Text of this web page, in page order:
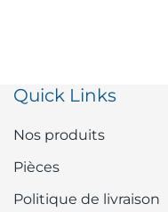
Quick Links
Nos produits
Pièces
Politique de livraison